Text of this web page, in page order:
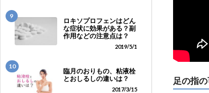
9
ロキソプロフェンはどん
な症状に効果がある？副
作用などの注意点は？
2019/5/1
10
臨月のおりもの、粘液栓
とおしるしの違いは？
2017/3/15
足の指